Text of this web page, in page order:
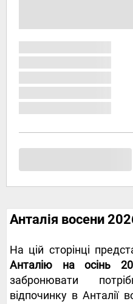
Анталія восени
На цій сторінці
Анталію на осінь
забронювати
відпочинку в Анталії